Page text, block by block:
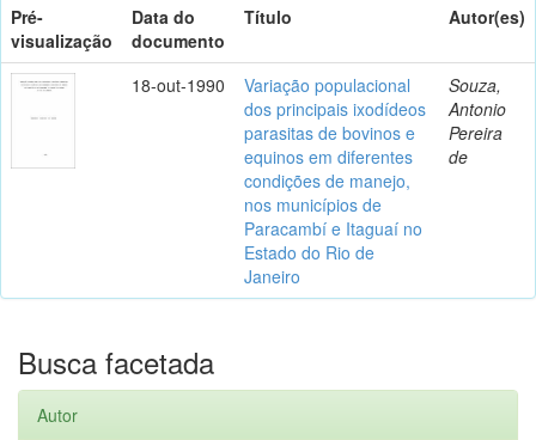
Pré-
visualização
Data do
documento
Título Autor(es)
18-out-1990
Variação populacional
dos principais ixodídeos
parasitas de bovinos e
equinos em diferentes
condições de manejo,
nos municípios de
Paracambí e Itaguaí no
Estado do Rio de
Janeiro
Souza,
Antonio
Pereira
de
Busca facetada
Autor